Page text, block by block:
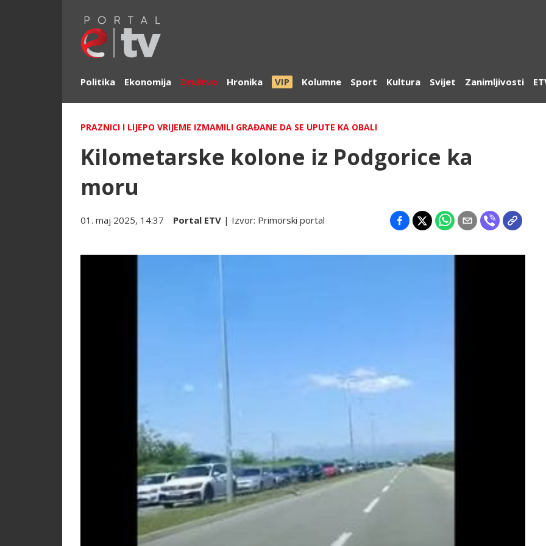
Politika Ekonomija Društvo Hronika VIP Kolumne Sport Kultura Svijet Zanimljivosti
PRAZNICI I LIJEPO VRIJEME IZMAMILI GRAĐANE DA SE UPUTE KA OBALI
Kilometarske kolone iz Podgorice ka
moru
01. maj 2025, 14:37 Portal ETV | Izvor: Primorski portal